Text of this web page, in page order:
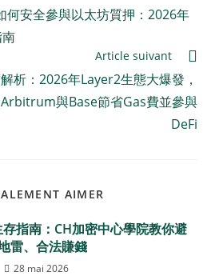
何安全參與以太坊質押：2026年
Article suivant
析：2026年Layer2生態大爆發，
與Base節省Gas費並參與
DeFi
AIMER
指南：CH加密中心學院教你避
雷、合法賺錢
28 mai 2026